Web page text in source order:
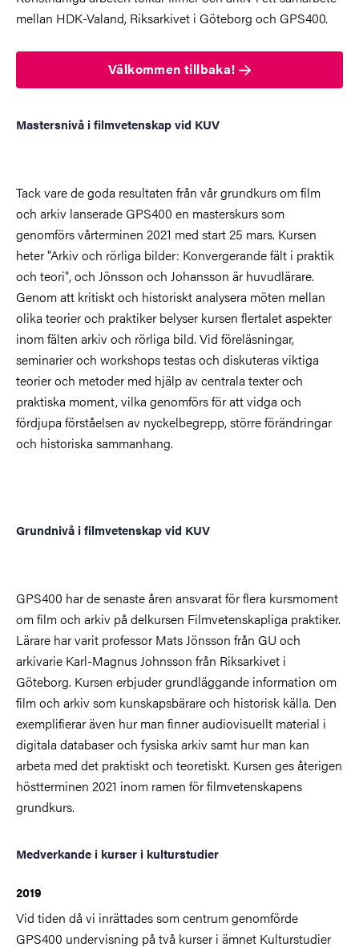
mellan HDK-Valand, Riksarkivet i Göteborg och GPS400.
Välkommen tillbaka!
Mastersnivå i filmvetenskap vid KUV
Tack vare de goda resultaten från vår grundkurs om film
och arkiv lanserade GPS400 en masterskurs som
genomförs vårterminen 2021 med start 25 mars. Kursen
heter "Arkiv och rörliga bilder: Konvergerande fält i praktik
och teori", och Jönsson och Johansson är huvudlärare.
Genom att kritiskt och historiskt analysera möten mellan
olika teorier och praktiker belyser kursen flertalet aspekter
inom fälten arkiv och rörliga bild. Vid föreläsningar,
seminarier och workshops testas och diskuteras viktiga
teorier och metoder med hjälp av centrala texter och
praktiska moment, vilka genomförs för att vidga och
fördjupa förståelsen av nyckelbegrepp, större förändringar
och historiska sammanhang.
Grundnivå i filmvetenskap vid KUV
GPS400 har de senaste åren ansvarat för flera kursmoment
om film och arkiv på delkursen Filmvetenskapliga praktiker.
Lärare har varit professor Mats Jönsson från GU och
arkivarie Karl-Magnus Johnsson från Riksarkivet i
Göteborg. Kursen erbjuder grundläggande information om
film och arkiv som kunskapsbärare och historisk källa. Den
exemplifierar även hur man finner audiovisuellt material i
digitala databaser och fysiska arkiv samt hur man kan
arbeta med det praktiskt och teoretiskt. Kursen ges återigen
höstterminen 2021 inom ramen för filmvetenskapens
grundkurs.
Medverkande i kurser i kulturstudier
2019
Vid tiden då vi inrättades som centrum genomförde
GPS400 undervisning på två kurser i ämnet Kulturstudier